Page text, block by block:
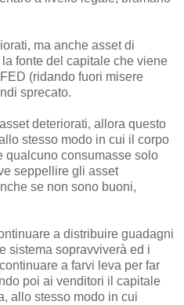
ma anche asset di
fonte del capitale che viene
(ridando fuori misere
sprecato.
deteriorati, allora questo
stesso modo in cui il corpo
qualcuno consumasse solo
seppellire gli asset
se non sono buoni,
a distribuire guadagni
sistema sopravviverà ed i
a farvi leva per far
poi ai venditori il capitale
allo stesso modo in cui